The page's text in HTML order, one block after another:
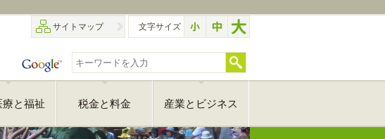
サイトマップ 文字サイズ
療と福祉 税金と料金 産業とビジネス